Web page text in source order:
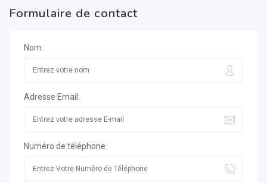
Formulaire de contact
Nom:
Adresse Email:
Numéro de téléphone: